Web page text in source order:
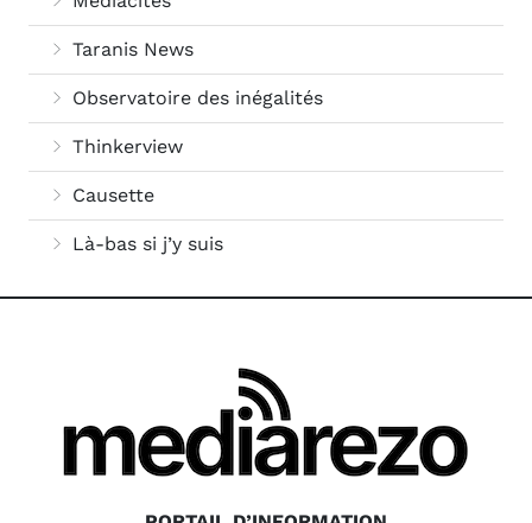
Taranis News
Observatoire des inégalités
Thinkerview
Causette
Là-bas si j’y suis